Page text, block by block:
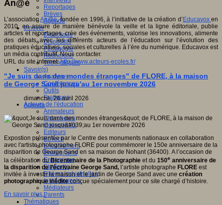
Reportages
Brèves
Agenda
Innover
Didactique
Dispositifs
Pédagogie
Recherche
Technologies
Savoir(s)
Analyses
Conférences
Outils
Pratiques
Acteurs de l'éducation
Animateurs
Chercheurs
Collectivités
Editeurs
EdTech
Encadrement
Enseignants
Entreprises
Etudiants
Filières industrielles
Institutionnels
Médiateurs
Parents
Thématiques
An@é
L’associationAn@é, fondée en 1996, à l’initiative de la création d’Educavoxen
2010, en assure de manière bénévole la veille et la ligne éditoriale, publie
articles et reportages, crée des événements, valorise les innovations, alimente
des débats avec les différents acteurs de l’éducation sur l’évolution des
pratiques éducatives, sociales et culturelles à l’ère du numérique. Educavox est
un média contributif. Nous contacter.
URL du site internet:http://www.acteurs-ecoles.fr/
"Je suis dans des mondes étranges" de FLORE, à la maison
de George Sand jusqu'au 1er novembre 2026
dimanche, 26 avril 2026
Agenda
Expostion présentée par le Centre des monuments nationaux en collaboration
avec l'artiste photographe FLORE pour commémorer le 150e anniversaire de la
disparition de George Sand en sa maison de Nohant (36400). A l’occasion de
la célébration duBicentenaire de la Photographie et du 150e anniversaire de
la disparition de l’écrivaine George Sand, l’artiste photographe FLORE est
invitée à investir la maison et le jardin de George Sand avec une création
photographique inéditeconçue spécialement pour ce site chargé d’histoire.
En savoir plus...